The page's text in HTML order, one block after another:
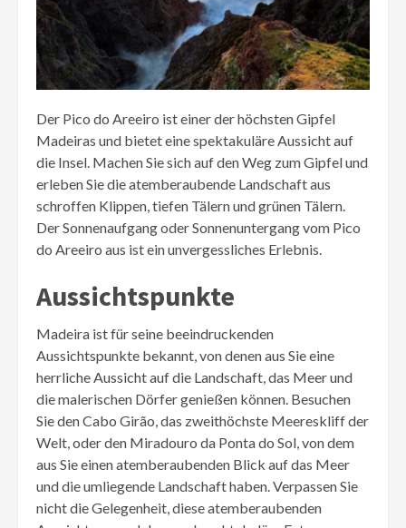
Der Pico do Areeiro ist einer der höchsten Gipfel
Madeiras und bietet eine spektakuläre Aussicht auf
die Insel. Machen Sie sich auf den Weg zum Gipfel und
erleben Sie die atemberaubende Landschaft aus
schroffen Klippen, tiefen Tälern und grünen Tälern.
Der Sonnenaufgang oder Sonnenuntergang vom Pico
do Areeiro aus ist ein unvergessliches Erlebnis.
Aussichtspunkte
Madeira ist für seine beeindruckenden
Aussichtspunkte bekannt, von denen aus Sie eine
herrliche Aussicht auf die Landschaft, das Meer und
die malerischen Dörfer genießen können. Besuchen
Sie den Cabo Girão, das zweithöchste Meereskliff der
Welt, oder den Miradouro da Ponta do Sol, von dem
aus Sie einen atemberaubenden Blick auf das Meer
und die umliegende Landschaft haben. Verpassen Sie
nicht die Gelegenheit, diese atemberaubenden